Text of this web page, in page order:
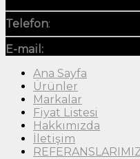
Telefon:
E-mail:
Ana Sayfa
Ürünler
Markalar
Fiyat Listesi
Hakkımızda
İletişim